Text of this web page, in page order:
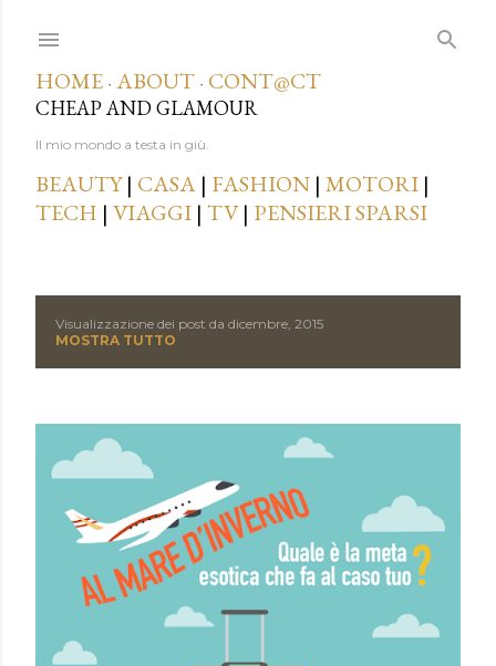
HOME · ABOUT · CONT@CT
CHEAP AND GLAMOUR
Il mio mondo a testa in giù.
BEAUTY| CASA | FASHION | MOTORI |
TECH | VIAGGI | TV| PENSIERI SPARSI
s
Visualizzazione dei post da dicembre, 2015
MOSTRA TUTTO